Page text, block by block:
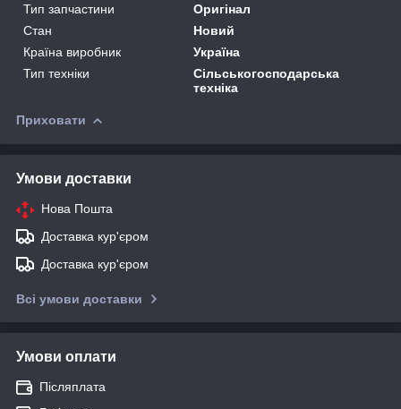
Тип запчастини
Оригінал
Стан
Новий
Країна виробник
Україна
Тип техніки
Сільськогосподарська
техніка
Приховати
Умови доставки
Нова Пошта
Доставка кур'єром
Доставка кур'єром
Всі умови доставки
Умови оплати
Післяплата